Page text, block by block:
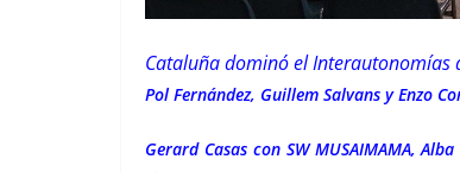
Cataluña dominó el Interautonomías
Pol Fernández, Guillem Salvans y Enzo
Gerard Casas con SW MUSAIMAMA,